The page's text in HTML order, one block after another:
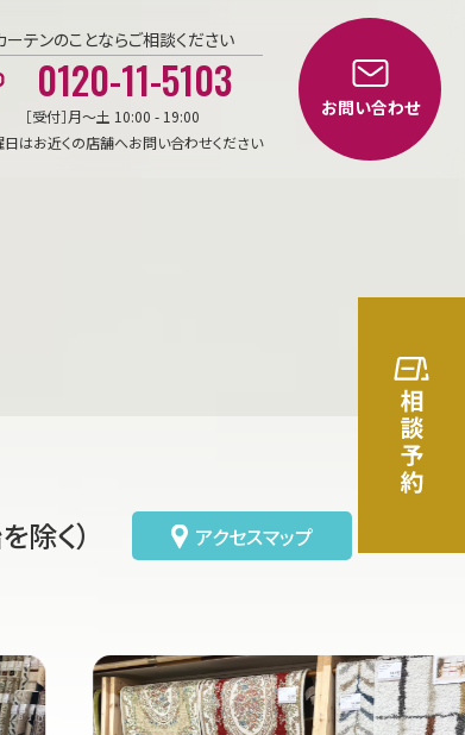
ーテンのことならご相談ください
0120-11-5103
［受付］月～土 10:00 - 19:00
はお近くの店舗へお問い合わせください
お問い合わせ
く） アクセスマップ